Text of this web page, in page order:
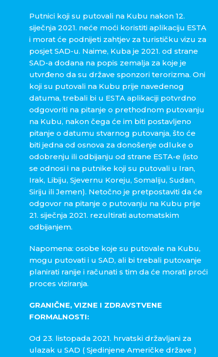
Putnici koji su putovali na Kubu nakon 12.
siječnja 2021. neće moći koristiti aplikaciju ESTA
i morat će podnijeti zahtjev za turističku vizu za
posjet SAD-u. Naime, Kuba je 2021. od strane
SAD-a dodana na popis zemalja za koje je
utvrđeno da su države sponzori terorizma. Oni
koji su putovali na Kubu prije navedenog
datuma, trebali bi u ESTA aplikaciji potvrdno
odgovoriti na pitanje o prethodnom putovanju
na Kubu, nakon čega će im biti postavljeno
pitanje o datumu stvarnog putovanja, što će
biti jedna od osnova za donošenje odluke o
odobrenju ili odbijanju od strane ESTA-e (isto
se odnosi i na putnike koji su putovali u Iran,
Irak, Libiju, Sjevernu Koreju, Somaliju, Sudan,
Siriju ili Jemen). Netočno je pretpostaviti da će
odgovor na pitanje o putovanju na Kubu prije
21. siječnja 2021. rezultirati automatskim
odbijanjem.
Napomena: osobe koje su putovale na Kubu,
mogu putovati i u SAD, ali bi trebali putovanje
planirati ranije i računati s tim da će morati proći
proces viziranja.
GRANIČNE, VIZNE I ZDRAVSTVENE
FORMALNOSTI:
Od 23. listopada 2021. hrvatski državljani za
ulazak u SAD ( Sjedinjene Američke države )